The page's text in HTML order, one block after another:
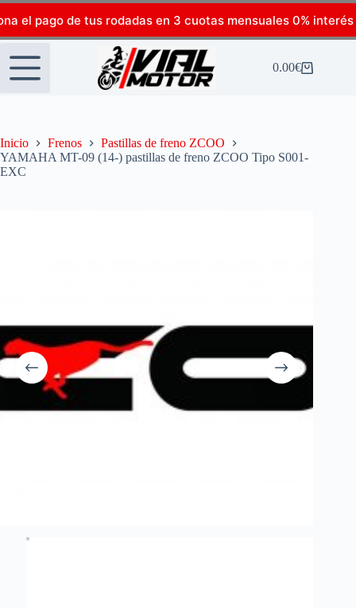
el pago de tus rodadas en 3 cuotas mensuales 0% interés
0.00€
Inicio Frenos
Pastillas de freno ZCOO
YAMAHA MT-09 (14-) pastillas de freno ZCOO Tipo S001-
EXC